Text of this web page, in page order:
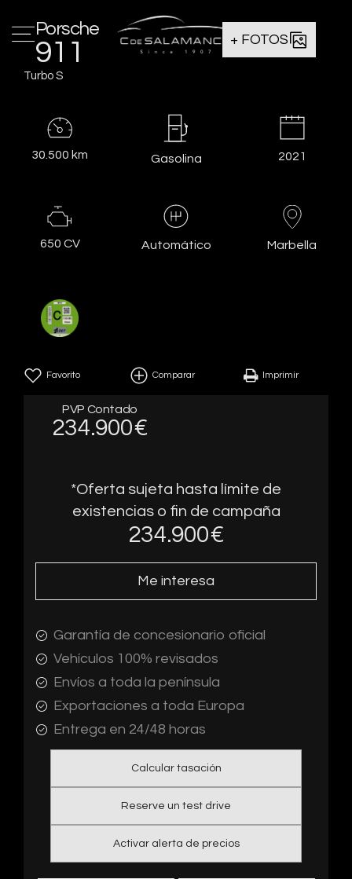
+ FOTOS
Porsche
911
Turbo S
30.500 km Gasolina 2021
650 CV Automático Marbella
Favorito Comparar Imprimir
PVP Contado
234.900€
*Oferta sujeta hasta límite de
existencias o fin de campaña
234.900€
Me interesa
Garantía de concesionario oficial
Vehículos 100% revisados
Envíos a toda la península
Exportaciones a toda Europa
Entrega en 24/48 horas
Calcular tasación
Reserve un test drive
Activar alerta de precios